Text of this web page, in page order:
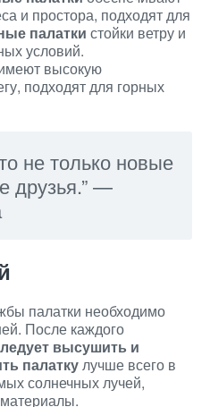
и простора, подходят для
палатки стойки ветру и
условий.
высокую
подходят для горных
не только новые
друзья.” —
палатки необходимо
После каждого
высушить и
палаткулучше всего в
солнечных лучей,